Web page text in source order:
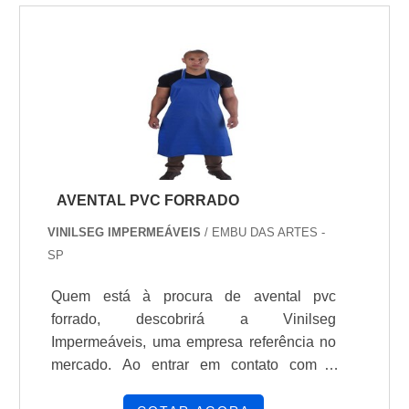
AVENTAL PVC FORRADO
VINILSEG IMPERMEÁVEIS/ EMBU DAS ARTES -
SP
Quem está à procura de avental pvc
forrado, descobrirá a Vinilseg
Impermeáveis, uma empresa referência no
mercado. Ao entrar em contato com a